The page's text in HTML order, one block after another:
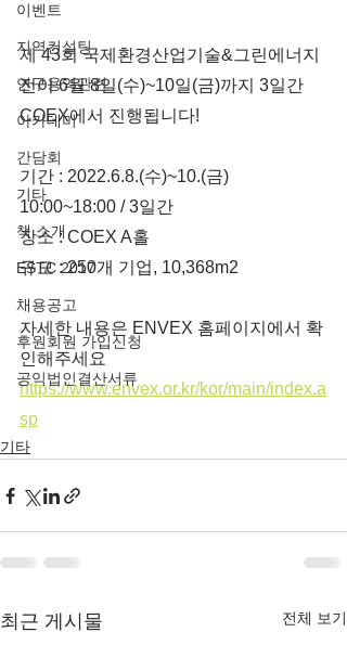
이벤트
지역컨설팅
연구용역관련
아카데미
간담회
기타
책 소개
ESTC 2017
채용공고
후원회원 가입신청
공익법인결산서류
제 43회 국제환경산업기술&그린에너지
전이 6월 8일(수)~10일(금)까지 3일간
COEX에서 진행됩니다!
기간 : 2022.6.8.(수)~10.(금)
10:00~18:00 / 3일간
장소 : COEX A홀
규모 : 250개 기업, 10,368m2
자세한 내용은 ENVEX 홈페이지에서 확
인해주세요
https://www.envex.or.kr/kor/main/index.a
sp
기타
최근 게시물 전체 보기